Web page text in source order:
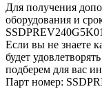
Для получения
оборудования и
Если вы не знаете
будет
подберем для вас
Парт номер: